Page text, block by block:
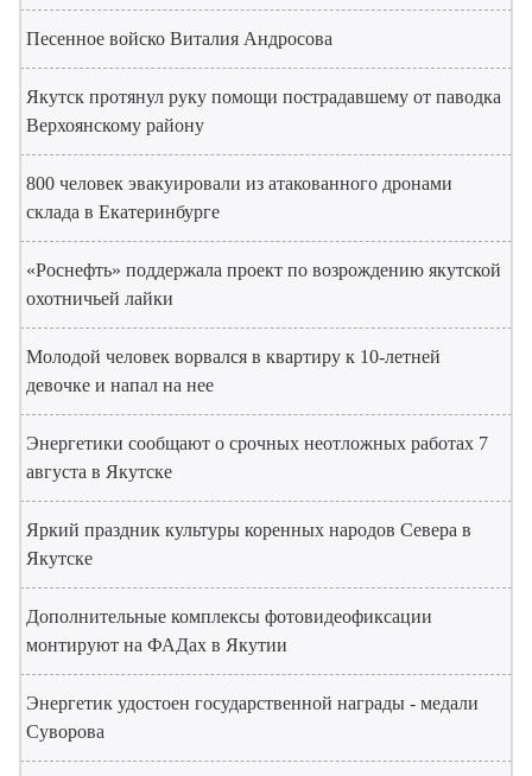
Песенное войско Виталия Андросова
Якутск протянул руку помощи пострадавшему от паводка
Верхоянскому району
800 человек эвакуировали из атакованного дронами
склада в Екатеринбурге
«Роснефть» поддержала проект по возрождению якутской
охотничьей лайки
Молодой человек ворвался в квартиру к 10-летней
девочке и напал на нее
Энергетики сообщают о срочных неотложных работах 7
августа в Якутске
Яркий праздник культуры коренных народов Севера в
Якутске
Дополнительные комплексы фотовидеофиксации
монтируют на ФАДах в Якутии
Энергетик удостоен государственной награды - медали
Суворова